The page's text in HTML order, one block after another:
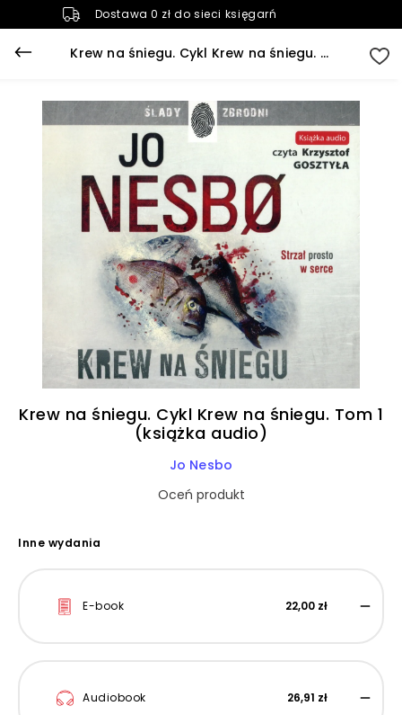
Dostawa 0 zł do sieci księgarń
Krew na śniegu. Cykl Krew na śniegu. Tom 1 (książka audio)
Krew na śniegu. Cykl Krew na śniegu. Tom 1
(książka audio)
Jo Nesbo
Oceń produkt
Inne wydania
E-book 22,00 zł
Audiobook 26,91 zł